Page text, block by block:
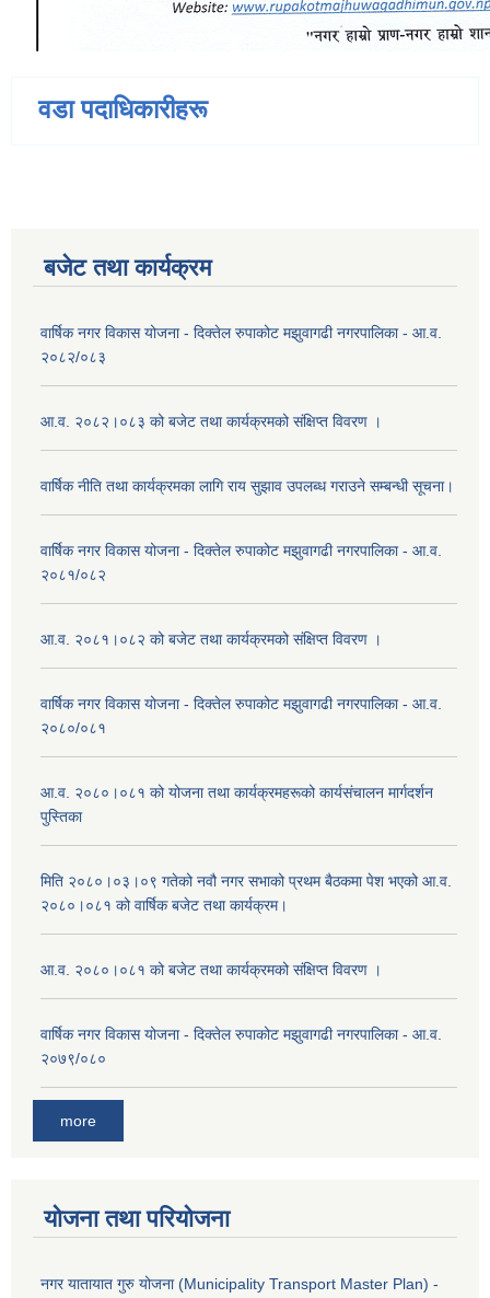
वडा पदाधिकारीहरू
बजेट तथा कार्यक्रम
वार्षिक नगर विकास योजना - दिक्तेल रुपाकोट मझुवागढी नगरपालिका - आ.व.
२०८२/०८३
आ.व. २०८२।०८३ को बजेट तथा कार्यक्रमको संक्षिप्त विवरण ।
वार्षिक नीति तथा कार्यक्रमका लागि राय सुझाव उपलब्ध गराउने सम्बन्धी सूचना।
वार्षिक नगर विकास योजना - दिक्तेल रुपाकोट मझुवागढी नगरपालिका - आ.व.
२०८१/०८२
आ.व. २०८१।०८२ को बजेट तथा कार्यक्रमको संक्षिप्त विवरण ।
वार्षिक नगर विकास योजना - दिक्तेल रुपाकोट मझुवागढी नगरपालिका - आ.व.
२०८०/०८१
आ.व. २०८०।०८१ को योजना तथा कार्यक्रमहरूको कार्यसंचालन मार्गदर्शन
पुस्तिका
मिति २०८०।०३।०९ गतेको नवौ नगर सभाको प्रथम बैठकमा पेश भएको आ.व.
२०८०।०८१ को वार्षिक बजेट तथा कार्यक्रम।
आ.व. २०८०।०८१ को बजेट तथा कार्यक्रमको संक्षिप्त विवरण ।
वार्षिक नगर विकास योजना - दिक्तेल रुपाकोट मझुवागढी नगरपालिका - आ.व.
२०७९/०८०
more
योजना तथा परियोजना
नगर यातायात गुरु योजना (Municipality Transport Master Plan) -